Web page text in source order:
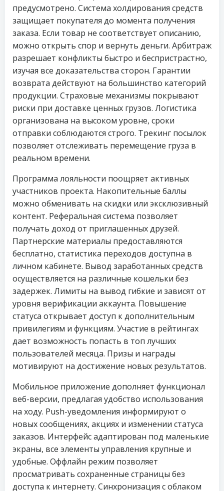
предусмотрено. Система холдирования средств
защищает покупателя до момента получения
заказа. Если товар не соответствует описанию,
можно открыть спор и вернуть деньги. Арбитраж
разрешает конфликты быстро и беспристрастно,
изучая все доказательства сторон. Гарантии
возврата действуют на большинство категорий
продукции. Страховые механизмы покрывают
риски при доставке ценных грузов. Логистика
организована на высоком уровне, сроки
отправки соблюдаются строго. Трекинг посылок
позволяет отслеживать перемещение груза в
реальном времени.
Программа лояльности поощряет активных
участников проекта. Накопительные баллы
можно обменивать на скидки или эксклюзивный
контент. Реферальная система позволяет
получать доход от приглашенных друзей.
Партнерские материалы предоставляются
бесплатно, статистика переходов доступна в
личном кабинете. Вывод заработанных средств
осуществляется на различные кошельки без
задержек. Лимиты на вывод гибкие и зависят от
уровня верификации аккаунта. Повышение
статуса открывает доступ к дополнительным
привилегиям и функциям. Участие в рейтингах
дает возможность попасть в топ лучших
пользователей месяца. Призы и награды
мотивируют на достижение новых результатов.
Мобильное приложение дополняет функционал
веб-версии, предлагая удобство использования
на ходу. Push-уведомления информируют о
новых сообщениях, акциях и изменении статуса
заказов. Интерфейс адаптирован под маленькие
экраны, все элементы управления крупные и
удобные. Оффлайн режим позволяет
просматривать сохраненные страницы без
доступа к интернету. Синхронизация с облаком